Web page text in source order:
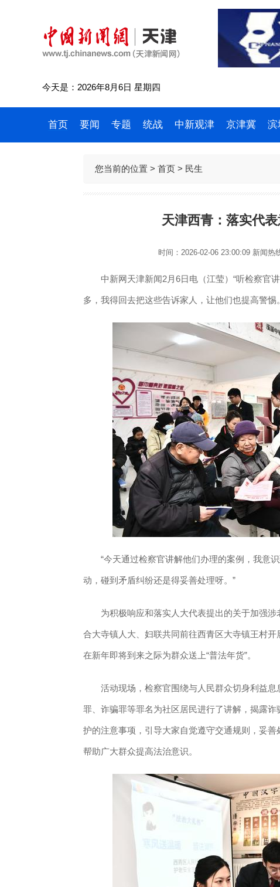
今天是：2026年8月6日 星期四
首页 要闻 专题 统战 中新观津 京津冀 滨
您当前的位置 > 首页 > 民生
天津西青：落实代
时间：2026-02-06 23:00:09 新闻热
中新网天津新闻2月6日电（江莹）“听检察官
多，我得回去把这些告诉家人，让他们也提高警惕
“今天通过检察官讲解他们办理的案例，我意识
动，碰到矛盾纠纷还是得妥善处理呀。”
为积极响应和落实人大代表提出的关于加强涉
合大寺镇人大、妇联共同前往西青区大寺镇王村开
在新年即将到来之际为群众送上“普法年货”。
活动现场，检察官围绕与人民群众切身利益息
罪、诈骗罪等罪名为社区居民进行了讲解，揭露
护的注意事项，引导大家自觉遵守交通规则，妥善
帮助广大群众提高法治意识。